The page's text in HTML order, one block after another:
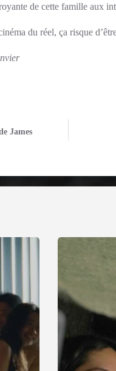
de cette famille aux
du réel, ça risque
James